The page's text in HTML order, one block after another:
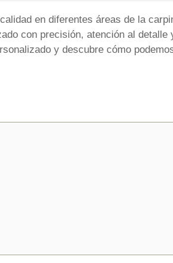
en diferentes áreas de la
con precisión, atención al detalle
y descubre cómo